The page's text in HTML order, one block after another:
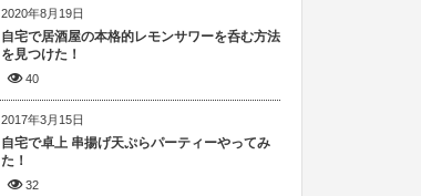
2020年8月19日
自宅で居酒屋の本格的レモンサワーを呑む方法
を見つけた！
40
2017年3月15日
自宅で卓上 串揚げ天ぷらパーティーやってみ
た！
32